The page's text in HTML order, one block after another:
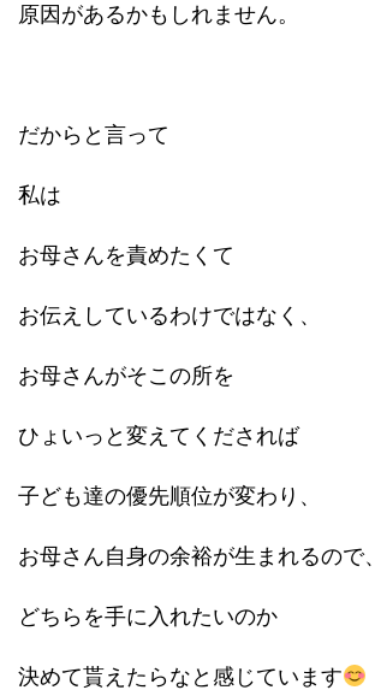
原因があるかもしれません。
だからと言って
私は
お母さんを責めたくて
お伝えしているわけではなく、
お母さんがそこの所を
ひょいっと変えてくだされば
子ども達の優先順位が変わり、
お母さん自身の余裕が生まれるので、
どちらを手に入れたいのか
決めて貰えたらなと感じています